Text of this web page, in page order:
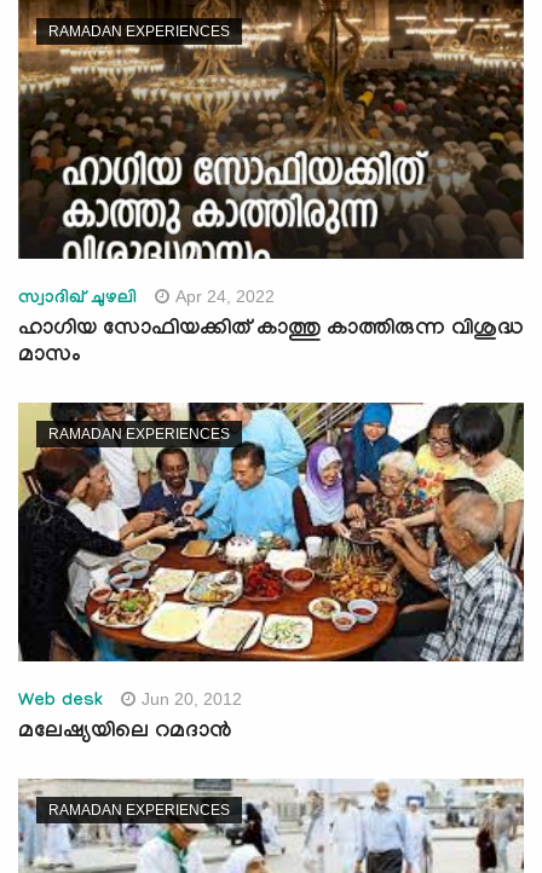
RAMADAN EXPERIENCES
സ്വാദിഖ് ചുഴലി Apr 24, 2022
ഹാഗിയ സോഫിയക്കിത് കാത്തു കാത്തിരുന്ന വിശുദ്ധ
മാസം
RAMADAN EXPERIENCES
Web desk Jun 20, 2012
മലേഷ്യയിലെ റമദാന്‍
RAMADAN EXPERIENCES